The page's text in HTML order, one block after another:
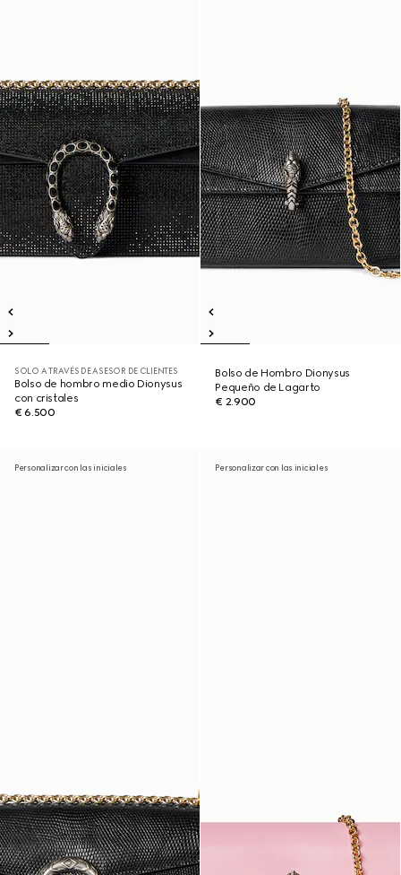
SOLO A TRAVÉS DE ASESOR DE CLIENTES
Bolso de hombro medio Dionysus
con cristales
€ 6.500
Bolso de Hombro Dionysus
Pequeño de Lagarto
€ 2.900
Personalizar con las iniciales Personalizar con las iniciales